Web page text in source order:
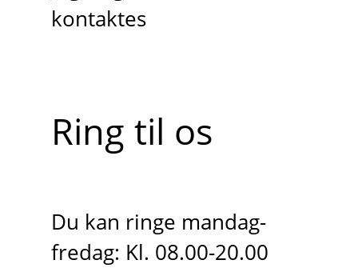
kontaktes
Ring til os
Du kan ringe mandag-
fredag: Kl. 08.00-20.00